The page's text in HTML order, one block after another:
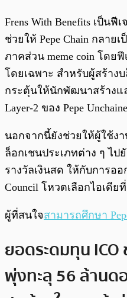
Frens With Benefits เป็น
ช่วยให้ Pepe Chain กลา
ภาคส่วน meme coin โดย
โดยเฉพาะ สำหรับผู้สร้าง
กระตุ้นให้นักพัฒนาสร้างแ
Layer-2 ของ Pepe
นอกจากนี้ยังช่วยให้ผู้ใช้ง
ล็อกเชนประเภทต่าง ๆ ไ
รางวัลเงินสด ให้กับการอ
Council โหวตเลือกไอเดีย
ผู้ที่สนใจสามารถศึกษา
ยอดระดมทุน ICO
พุ่งทะลุ 56 ล้านด